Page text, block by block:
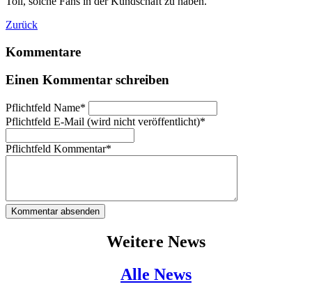
Zurück
Kommentare
Einen Kommentar schreiben
Pflichtfeld Name*
Pflichtfeld E-Mail (wird nicht veröffentlicht)*
Pflichtfeld Kommentar*
Kommentar absenden
Weitere News
Alle News